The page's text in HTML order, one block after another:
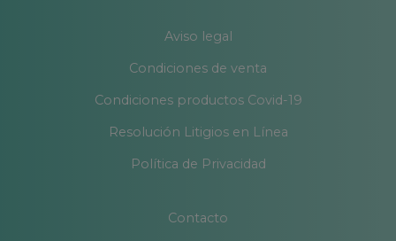
Aviso legal
Condiciones de venta
Condiciones productos Covid-19
Resolución Litigios en Línea
Política de Privacidad
Contacto